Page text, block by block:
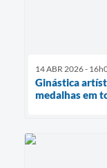
14 ABR 2026 -
Ginástica
medalhas em